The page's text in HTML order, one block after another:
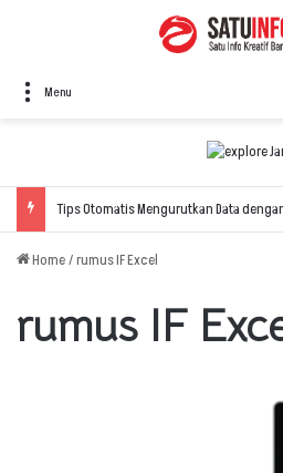
Menu
Tips Otomatis Mengurutkan Data
Home/rumus IF Excel
rumus IF